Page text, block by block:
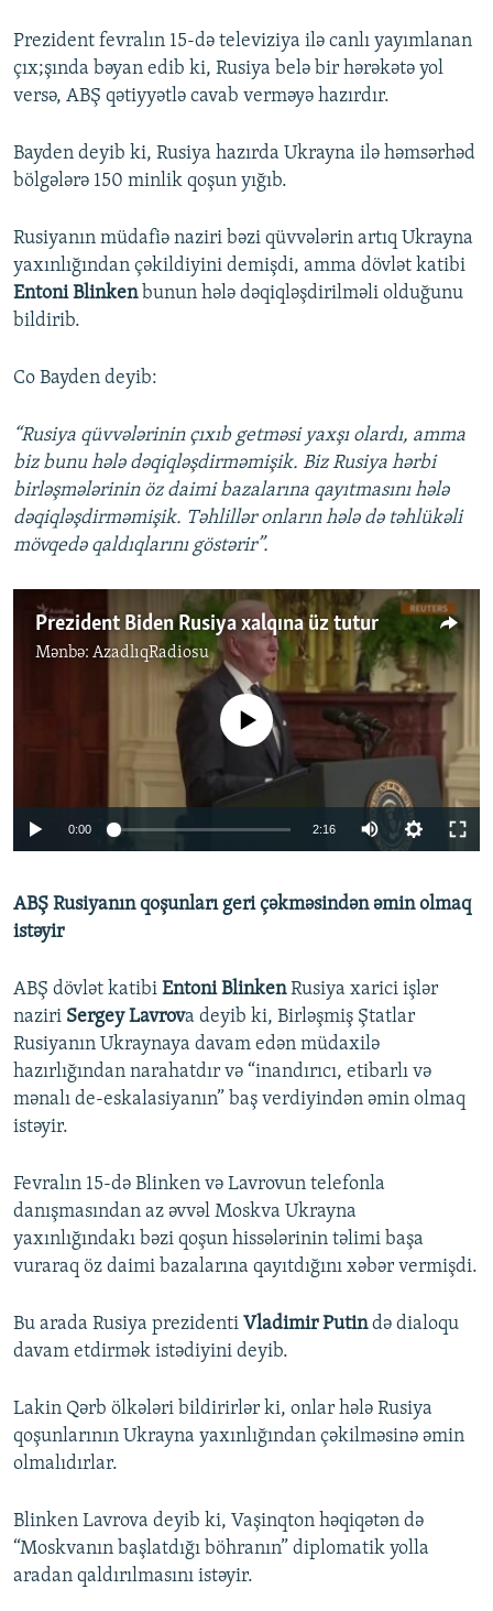
Prezident fevralın 15-də televiziya ilə canlı yayımlanan
çıx;şında bəyan edib ki, Rusiya belə bir hərəkətə yol
versə, ABŞ qətiyyətlə cavab verməyə hazırdır.
Bayden deyib ki, Rusiya hazırda Ukrayna ilə həmsərhəd
bölgələrə 150 minlik qoşun yığıb.
Rusiyanın müdafiə naziri bəzi qüvvələrin artıq Ukrayna
yaxınlığından çəkildiyini demişdi, amma dövlət katibi
Entoni Blinkenbunun hələ dəqiqləşdirilməli olduğunu
bildirib.
Co Bayden deyib:
“Rusiya qüvvələrinin çıxıb getməsi yaxşı olardı, amma
biz bunu hələ dəqiqləşdirməmişik. Biz Rusiya hərbi
birləşmələrinin öz daimi bazalarına qayıtmasını hələ
dəqiqləşdirməmişik. Təhlillər onların hələ də təhlükəli
mövqedə qaldıqlarını göstərir”.
Prezident Biden Rusiya xalqına üz tutur
Mənbə: AzadlıqRadiosu
720p 1080p
No media source currently available
0:00 2:16
360p
1080p
ABŞ Rusiyanın qoşunları geri çəkməsindən əmin olmaq
istəyir
ABŞ dövlət katibi Entoni BlinkenRusiya xarici işlər
naziri Sergey Lavrova deyib ki, Birləşmiş Ştatlar
Rusiyanın Ukraynaya davam edən müdaxilə
hazırlığından narahatdır və “inandırıcı, etibarlı və
mənalı de-eskalasiyanın” baş verdiyindən əmin olmaq
istəyir.
Fevralın 15-də Blinken və Lavrovun telefonla
danışmasından az əvvəl Moskva Ukrayna
yaxınlığındakı bəzi qoşun hissələrinin təlimi başa
vuraraq öz daimi bazalarına qayıtdığını xəbər vermişdi.
Bu arada Rusiya prezidenti Vladimir Putində dialoqu
davam etdirmək istədiyini deyib.
Lakin Qərb ölkələri bildirirlər ki, onlar hələ Rusiya
qoşunlarının Ukrayna yaxınlığından çəkilməsinə əmin
olmalıdırlar.
Blinken Lavrova deyib ki, Vaşinqton həqiqətən də
“Moskvanın başlatdığı böhranın” diplomatik yolla
aradan qaldırılmasını istəyir.